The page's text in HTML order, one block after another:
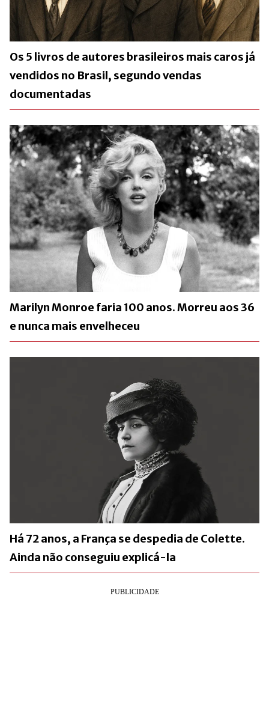
Os 5 livros de autores brasileiros mais caros já
vendidos no Brasil, segundo vendas
documentadas
Marilyn Monroe faria 100 anos. Morreu aos 36
e nunca mais envelheceu
Há 72 anos, a França se despedia de Colette.
Ainda não conseguiu explicá-la